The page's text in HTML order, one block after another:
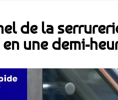
de la
une demi-